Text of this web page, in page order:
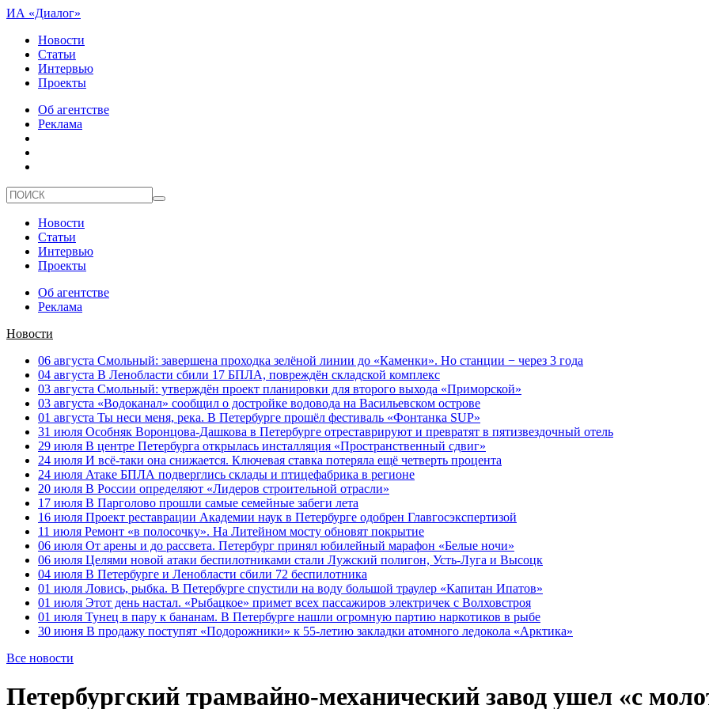
ИА «Диалог»
Новости
Статьи
Интервью
Проекты
Об агентстве
Реклама
Новости
Статьи
Интервью
Проекты
Об агентстве
Реклама
Новости
06 августа Смольный: завершена проходка зелёной линии до «Каменки». Но станции − через 3 года
04 августа В Ленобласти сбили 17 БПЛА, повреждён складской комплекс
03 августа Смольный: утверждён проект планировки для второго выхода «Приморской»
03 августа «Водоканал» сообщил о достройке водовода на Васильевском острове
01 августа Ты неси меня, река. В Петербурге прошёл фестиваль «Фонтанка SUP»
31 июля Особняк Воронцова-Дашкова в Петербурге отреставрируют и превратят в пятизвездочный отель
29 июля В центре Петербурга открылась инсталляция «Пространственный сдвиг»
24 июля И всё-таки она снижается. Ключевая ставка потеряла ещё четверть процента
24 июля Атаке БПЛА подверглись склады и птицефабрика в регионе
20 июля В России определяют «Лидеров строительной отрасли»
17 июля В Парголово прошли самые семейные забеги лета
16 июля Проект реставрации Академии наук в Петербурге одобрен Главгосэкспертизой
11 июля Ремонт «в полосочку». На Литейном мосту обновят покрытие
06 июля От арены и до рассвета. Петербург принял юбилейный марафон «Белые ночи»
06 июля Целями новой атаки беспилотниками стали Лужский полигон, Усть-Луга и Высоцк
04 июля В Петербурге и Ленобласти сбили 72 беспилотника
01 июля Ловись, рыбка. В Петербурге спустили на воду большой траулер «Капитан Ипатов»
01 июля Этот день настал. «Рыбацкое» примет всех пассажиров электричек с Волховстроя
01 июля Тунец в пару к бананам. В Петербурге нашли огромную партию наркотиков в рыбе
30 июня В продажу поступят «Подорожники» к 55-летию закладки атомного ледокола «Арктика»
Все новости
Петербургский трамвайно-механический завод ушел «с